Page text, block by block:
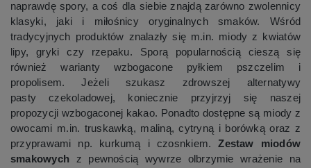
naprawdę spory, a coś dla siebie znajdą zarówno zwolennicy
klasyki, jaki i miłośnicy oryginalnych smaków. Wśród
tradycyjnych produktów znalazły się m.in. miody z kwiatów
lipy, gryki czy rzepaku. Sporą popularnością cieszą się
również warianty wzbogacone pyłkiem pszczelim i
propolisem. Jeżeli szukasz zdrowszej alternatywy
pasty czekoladowej, koniecznie przyjrzyj się naszej
propozycji wzbogaconej kakao. Ponadto dostępne są miody z
owocami m.in. truskawką, maliną, cytryną i borówką oraz z
przyprawami np. kurkumą i czosnkiem.Zestaw miodów
smakowychz pewnością wywrze olbrzymie wrażenie na